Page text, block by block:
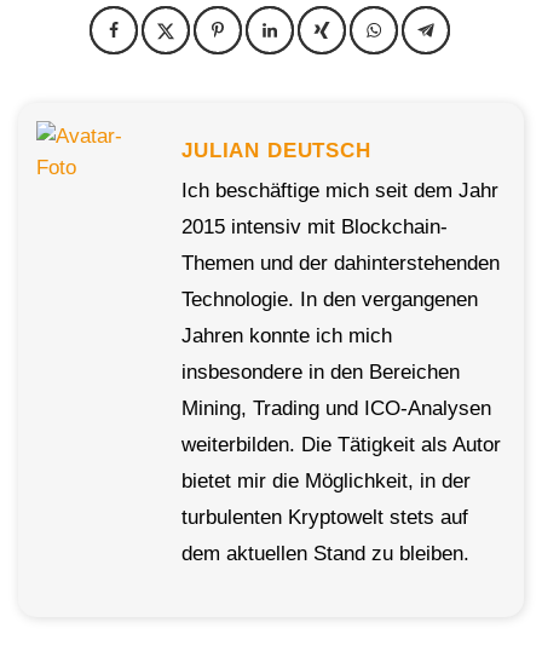
JULIAN DEUTSCH
Ich beschäftige mich seit dem Jahr
2015 intensiv mit Blockchain-
Themen und der dahinterstehenden
Technologie. In den vergangenen
Jahren konnte ich mich
insbesondere in den Bereichen
Mining, Trading und ICO-Analysen
weiterbilden. Die Tätigkeit als Autor
bietet mir die Möglichkeit, in der
turbulenten Kryptowelt stets auf
dem aktuellen Stand zu bleiben.